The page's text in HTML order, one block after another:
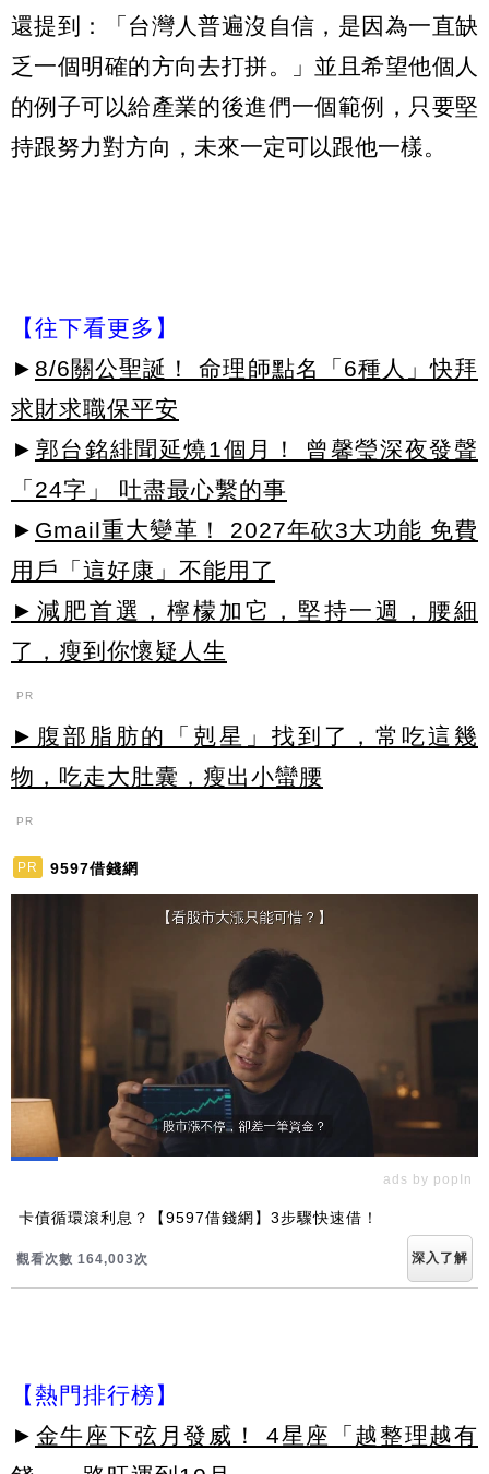
還提到：「台灣人普遍沒自信，是因為一直缺
乏一個明確的方向去打拼。」並且希望他個人
的例子可以給產業的後進們一個範例，只要堅
持跟努力對方向，未來一定可以跟他一樣。
【往下看更多】
► 8/6關公聖誕！ 命理師點名「6種人」快拜
求財求職保平安
► 郭台銘緋聞延燒1個月！ 曾馨瑩深夜發聲
「24字」 吐盡最心繫的事
► Gmail重大變革！ 2027年砍3大功能 免費
用戶「這好康」不能用了
►減肥首選，檸檬加它，堅持一週，腰細
了，瘦到你懷疑人生
PR
►腹部脂肪的「剋星」找到了，常吃這幾
物，吃走大肚囊，瘦出小蠻腰
PR
PR 9597借錢網
ads by popIn
卡債循環滾利息？【9597借錢網】3步驟快速借！
觀看次數 164,007次 深入了解
【熱門排行榜】
► 金牛座下弦月發威！ 4星座「越整理越有